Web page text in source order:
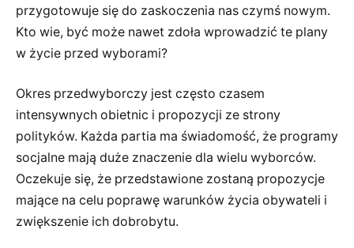
przygotowuje się do zaskoczenia nas czymś nowym.
Kto wie, być może nawet zdoła wprowadzić te plany
w życie przed wyborami?
Okres przedwyborczy jest często czasem
intensywnych obietnic i propozycji ze strony
polityków. Każda partia ma świadomość, że programy
socjalne mają duże znaczenie dla wielu wyborców.
Oczekuje się, że przedstawione zostaną propozycje
mające na celu poprawę warunków życia obywateli i
zwiększenie ich dobrobytu.